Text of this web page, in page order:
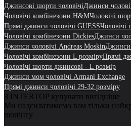
Джинсові шорти чоловічіДжинси
Чоловічі комбінезони H&MЧоловічі
Прямі джинси чоловічі GUESSЧоловічі
Чоловічі комбінезони DickiesДжинси
Джинси чоловічі Andreas MoskinДжинси
Чоловічі комбінезони L розміруПрямі
Чоловічі шорти джинсові - L розмір
Джинси мом чоловічі Armani Exchange
Прямі джинси чоловічі 29-32 розміру
З INTERTOP купувати вигідніше
Ми надсилатимемо вам тільки
шопінгу